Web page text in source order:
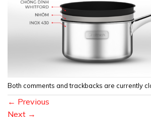
Both comments and trackbacks are currently
← Previous
Next →